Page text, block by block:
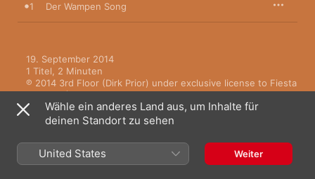
1 Der Wampen Song
19. September 2014
1 Titel, 2 Minuten
℗ 2014 3rd Floor (Dirk Prior) under exclusive license to Fiesta
Records (Andreas Rosmiarek), LC-Nr.: 02000
Wähle ein anderes Land aus, um Inhalte für
deinen Standort zu sehen
United States Weiter